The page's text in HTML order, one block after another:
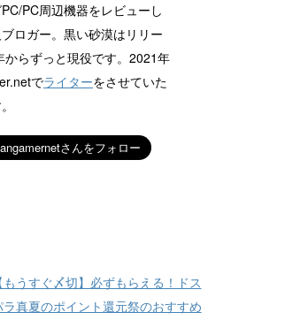
PC周辺機器をレビューし
ロガー。黒い砂漠はリリー
からずっと現役です。2021年
でライターをさせていた
もうすぐ〆切】必ずもらえる！ドス
ラ真夏のポイント還元祭のおすすめ